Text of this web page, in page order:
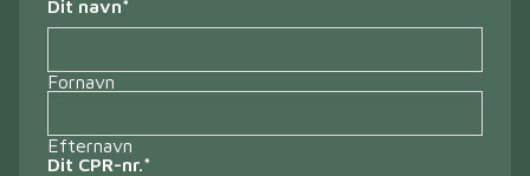
Dit navn*
Fornavn
Efternavn
Dit CPR-nr.*